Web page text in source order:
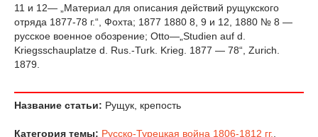
11 и 12— „Материал для описания действий рущукского
отряда 1877-78 г.“, Фохта; 1877 1880 8, 9 и 12, 1880 № 8 —
русское военное обозрение; Otto—„Studien auf d.
Kriegsschauplatze d. Rus.-Turk. Krieg. 1877 — 78“, Zurich.
1879.
Название статьи: Рущук, крепость
Категория темы: Русско-Турецкая война 1806-1812 гг.,